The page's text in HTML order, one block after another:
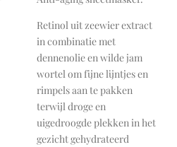
Retinol uit zeewier extract
in combinatie met
dennenolie en wilde jam
wortel om fijne lijntjes en
rimpels aan te pakken
terwijl droge en
uigedroogde plekken in het
gezicht gehydrateerd